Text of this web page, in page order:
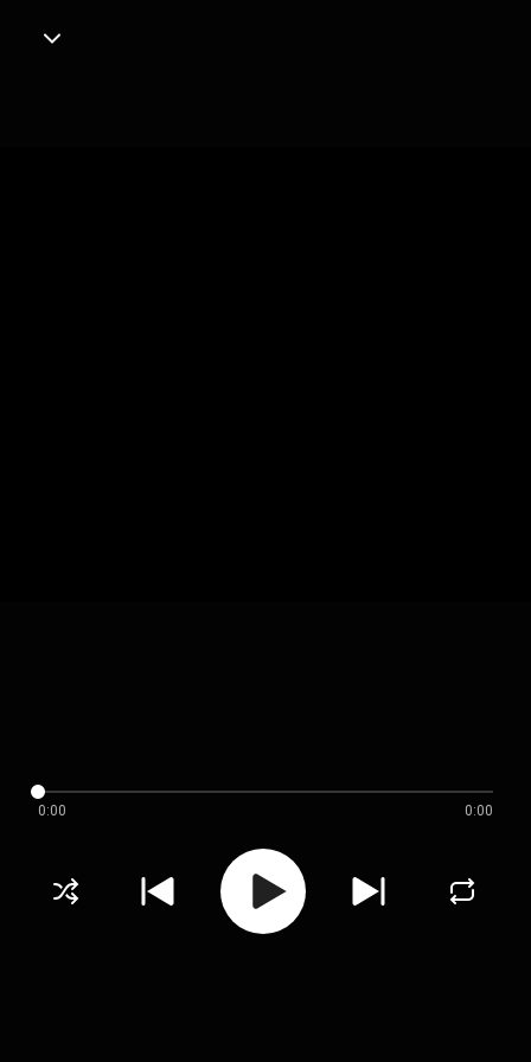
0:00 0:00